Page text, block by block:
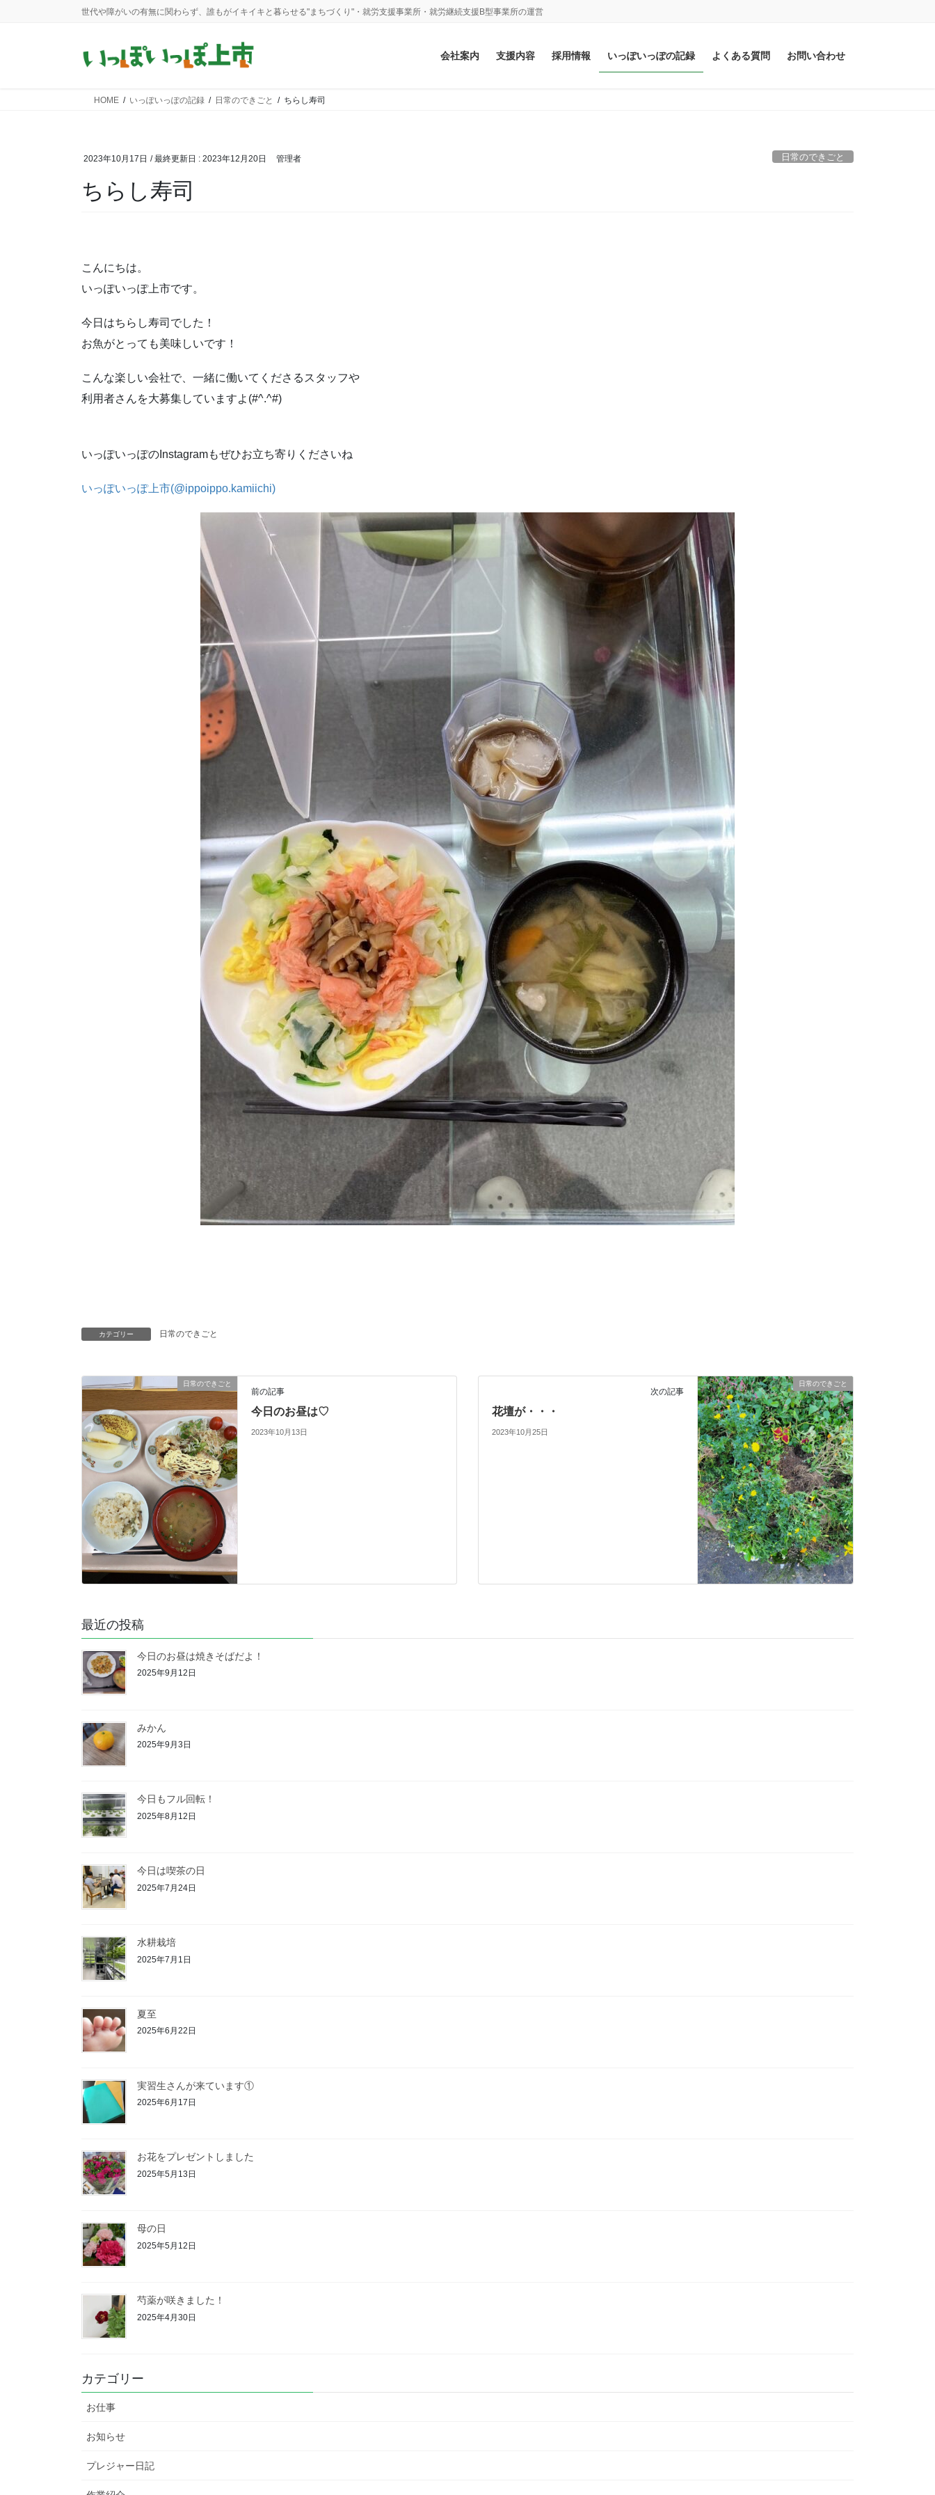
世代や障がいの有無に関わらず、誰もがイキイキと暮らせる"まちづくり"・就労支援事業所・就労継続支援B型事業所の運営
会社案内 支援内容 採用情報 いっぽいっぽの記録 よくある質問 お問い合わせ
HOME いっぽいっぽの記録 日常のできごと ちらし寿司
2023年10月17日 / 最終更新日 : 2023年12月20日 管理者 日常のできごと
ちらし寿司
こんにちは。
いっぽいっぽ上市です。
今日はちらし寿司でした！
お魚がとっても美味しいです！
こんな楽しい会社で、一緒に働いてくださるスタッフや
利用者さんを大募集していますよ(#^.^#)
いっぽいっぽのInstagramもぜひお立ち寄りくださいね
いっぽいっぽ上市(@ippoippo.kamiichi)
カテゴリー 日常のできごと
日常のできごと
前の記事
今日のお昼は♡
2023年10月13日
日常のできごと
次の記事
花壇が・・・
2023年10月25日
最近の投稿
今日のお昼は焼きそばだよ！
2025年9月12日
みかん
2025年9月3日
今日もフル回転！
2025年8月12日
今日は喫茶の日
2025年7月24日
水耕栽培
2025年7月1日
夏至
2025年6月22日
実習生さんが来ています①
2025年6月17日
お花をプレゼントしました
2025年5月13日
母の日
2025年5月12日
芍薬が咲きました！
2025年4月30日
カテゴリー
お仕事
お知らせ
プレジャー日記